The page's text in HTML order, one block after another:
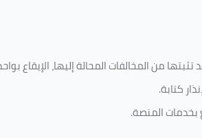
من المخالفات المحالة إليها، الإيقاع
كتابة.
بخدمات المنصة.